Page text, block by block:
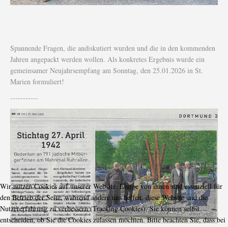
Spannende Fragen, die andiskutiert wurden und die in den kommenden
Jahren angepackt werden wollen. Als konkretes Ergebnis wurde ein
gemeinsamer Neujahrsempfang am Sonntag, den 25.01.2026 in St.
Marien formuliert!
-----------
Wir nutzen Cookies auf unserer Website. Einige von ihnen sind essenziell für
den Betrieb der Seite, während andere uns helfen, diese Website und die
Nutzererfahrung zu verbessern (Tracking Cookies). Sie können selbst
entscheiden, ob Sie die Cookies zulassen möchten. Bitte beachten Sie, dass bei